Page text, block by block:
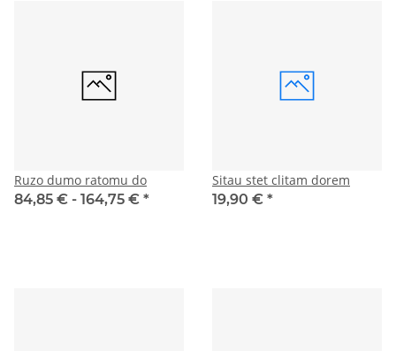
Ruzo dumo ratomu do
84,85 € - 164,75 € *
Sitau stet clitam dorem
19,90 € *